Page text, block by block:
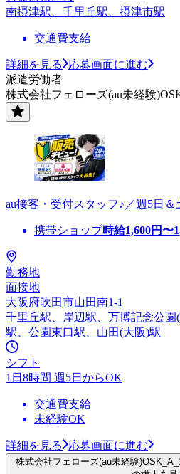
南摂津駅、千里丘駅、摂津市駅
交通費支給
詳細を見る
応募画面に進む
派遣労働者
株式会社フェローズ(au未経験
au接客・受付スタッフ♪／週5日＆
携帯ショップ時給1,600円〜
勤務地
面接地
大阪府吹田市山田南1-1
千里丘駅、岸辺駅、万博記念公
駅、公園東口駅、山田(大阪)駅
シフト
1日8時間 週5日からOK
交通費支給
未経験OK
詳細を見る 応募画面に進む
株式会社フェローズ(au未経験